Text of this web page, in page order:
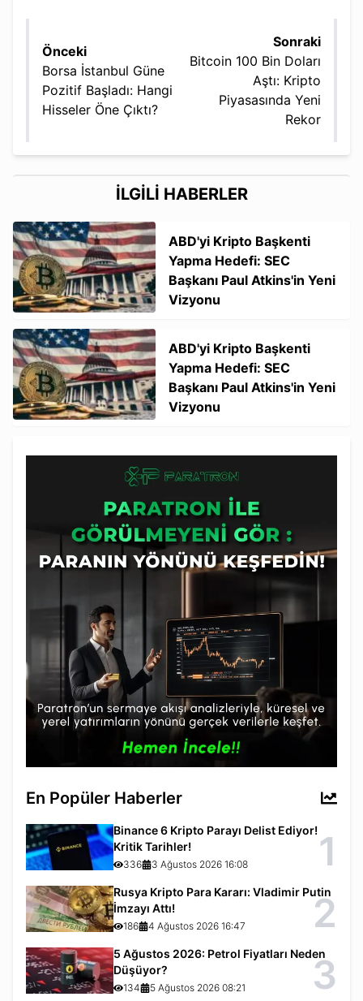
Önceki
Borsa İstanbul Güne
Pozitif Başladı: Hangi
Hisseler Öne Çıktı?
Sonraki
Bitcoin 100 Bin Doları
Aştı: Kripto
Piyasasında Yeni
Rekor
İLGİLİ HABERLER
ABD'yi Kripto Başkenti
Yapma Hedefi: SEC
Başkanı Paul Atkins'in Yeni
Vizyonu
ABD'yi Kripto Başkenti
Yapma Hedefi: SEC
Başkanı Paul Atkins'in Yeni
Vizyonu
En Popüler Haberler
Binance 6 Kripto Parayı Delist Ediyor!
Kritik Tarihler!
336 3 Ağustos 2026 16:08 1
Rusya Kripto Para Kararı: Vladimir Putin
İmzayı Attı!
186 4 Ağustos 2026 16:47 2
5 Ağustos 2026: Petrol Fiyatları Neden
Düşüyor?
134 5 Ağustos 2026 08:21 3